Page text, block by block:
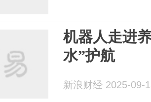
机器人走进
水”护航
新浪财经 2025-09-